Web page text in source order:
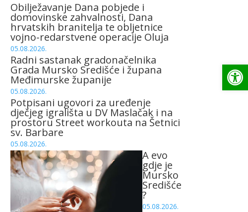
Obilježavanje Dana pobjede i
domovinske zahvalnosti, Dana
hrvatskih branitelja te obljetnice
vojno-redarstvene operacije Oluja
05.08.2026.
Radni sastanak gradonačelnika
Grada Mursko Središće i župana
Međimurske županije
05.08.2026.
Potpisani ugovori za uređenje
dječjeg igrališta u DV Maslačak i na
prostoru Street workouta na Šetnici
sv. Barbare
05.08.2026.
A evo
gdje je
Mursko
Središće
?
05.08.2026.